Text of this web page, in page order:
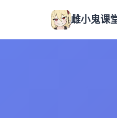
雌小鬼课